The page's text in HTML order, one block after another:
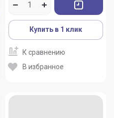
Купить в 1 клик
К сравнению
В избранное